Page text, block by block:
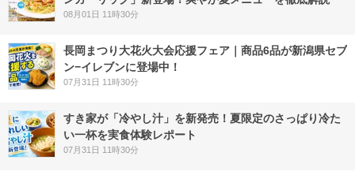
08月01日 11時30分
長岡まつり大花火大会応援フェア｜商品6品が新潟県セブ
ン−イレブンに登場中！
07月31日 11時30分
すき家が「冷やし汁」を新発売！夏限定のさっぱり冷た
い一杯を実食体験レポート
07月31日 11時30分